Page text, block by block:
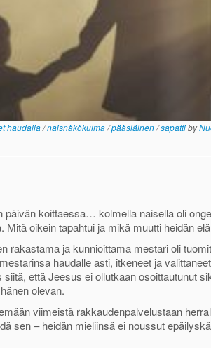
haudalla/naisnäkökulma/pääsiäinen/sapattiby
koittaessa… kolmella naisella oli
oikein tapahtui ja mikä muutti heidän
rakastama ja kunnioittama mestari oli
haudalle asti, itkeneet ja
että Jeesus ei ollutkaan osoittautunut
olevan.
viimeistä rakkaudenpalvelustaan
sen – heidän mieliinsä ei noussut